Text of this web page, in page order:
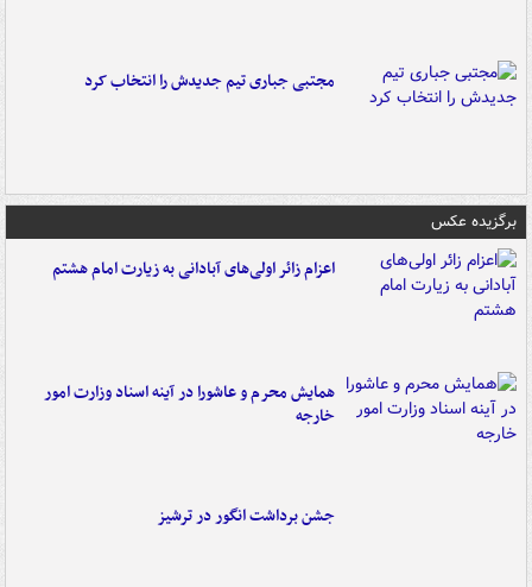
مجتبی جباری تیم جدیدش را انتخاب کرد
برگزیده عکس
اعزام زائر اولی‌های آبادانی به زیارت امام هشتم
همایش محرم و عاشورا در آینه اسناد وزارت امور
خارجه
جشن برداشت انگور در ترشیز